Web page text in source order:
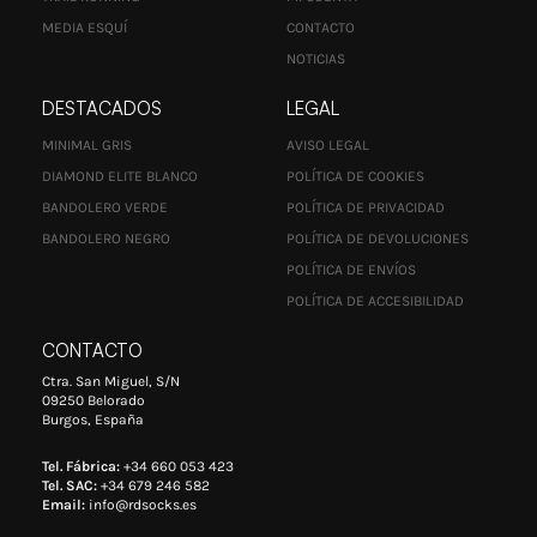
MEDIA ESQUÍ
CONTACTO
NOTICIAS
DESTACADOS
MINIMAL GRIS
DIAMOND ELITE BLANCO
BANDOLERO VERDE
BANDOLERO NEGRO
LEGAL
AVISO LEGAL
POLÍTICA DE COOKIES
POLÍTICA DE PRIVACIDAD
POLÍTICA DE DEVOLUCIONES
POLÍTICA DE ENVÍOS
POLÍTICA DE ACCESIBILIDAD
CONTACTO
Ctra. San Miguel, S/N
09250 Belorado
Burgos, España
Tel. Fábrica: +34 660 053 423
Tel. SAC: +34 679 246 582
Email: info@rdsocks.es